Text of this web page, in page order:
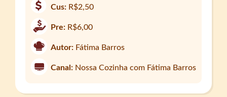
Cus: R$2,50
Pre: R$6,00
Autor: Fátima Barros
Canal: Nossa Cozinha com Fátima Barros